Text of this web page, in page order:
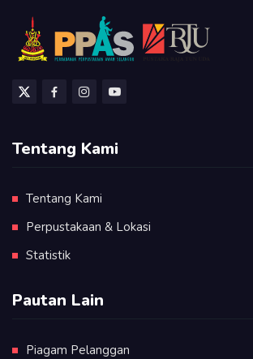
Tentang Kami
Tentang Kami
Perpustakaan & Lokasi
Statistik
Pautan Lain
Piagam Pelanggan